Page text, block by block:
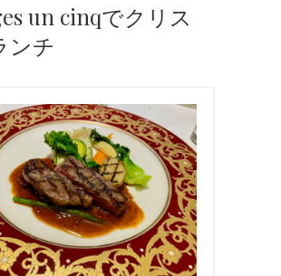
un cinqでクリス
ンチ